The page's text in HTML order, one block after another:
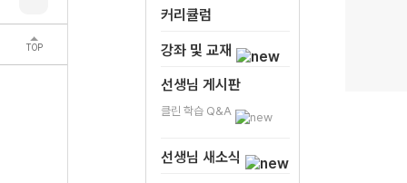
TOP
커리큘럼
강좌 및 교재
선생님 게시판
클린 학습 Q&A
선생님 새소식